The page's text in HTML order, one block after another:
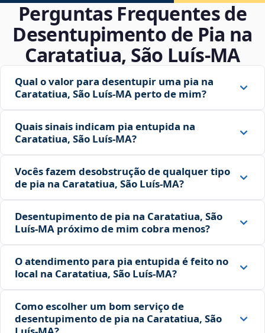
Perguntas Frequentes de
Desentupimento de Pia na
Caratatiua, São Luís‑MA
Qual o valor para desentupir uma pia na
Caratatiua, São Luís‑MA perto de mim?
Quais sinais indicam pia entupida na
Caratatiua, São Luís‑MA?
Vocês fazem desobstrução de qualquer tipo
de pia na Caratatiua, São Luís‑MA?
Desentupimento de pia na Caratatiua, São
Luís‑MA próximo de mim cobra menos?
O atendimento para pia entupida é feito no
local na Caratatiua, São Luís‑MA?
Como escolher um bom serviço de
desentupimento de pia na Caratatiua, São